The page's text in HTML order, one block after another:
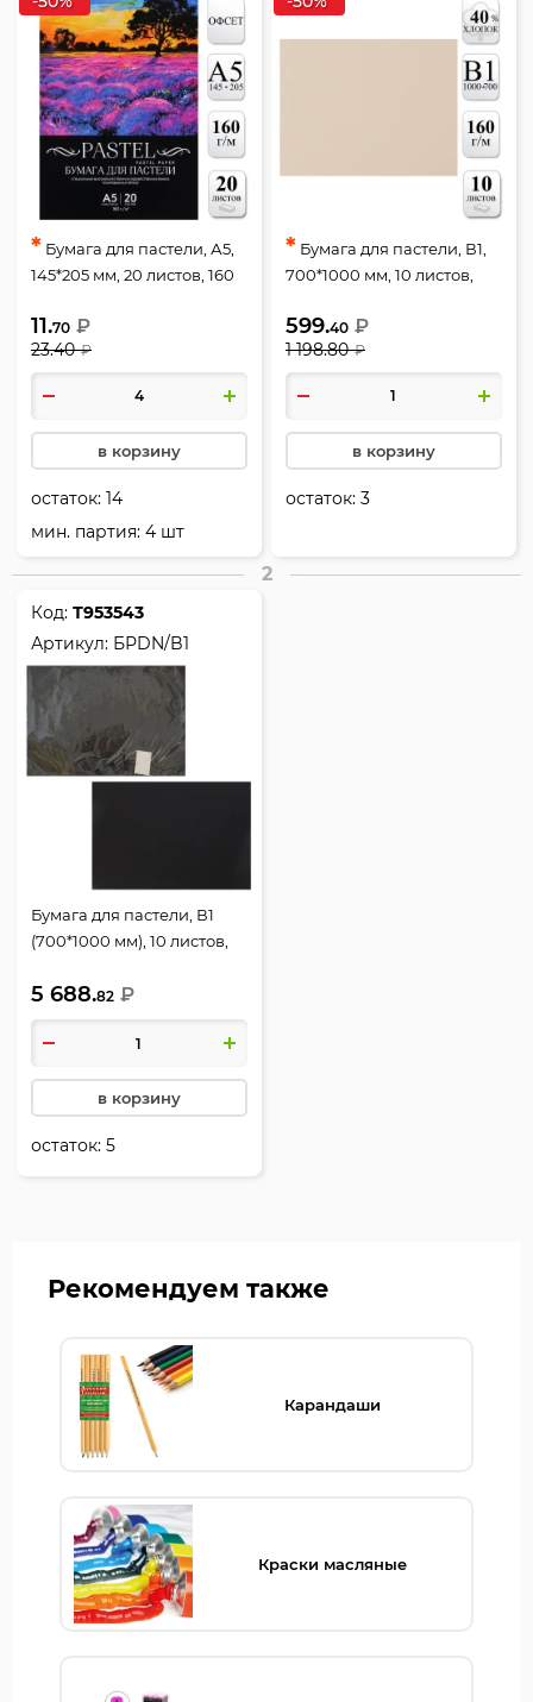
* Бумага для пастели, А5,
145*205 мм, 20 листов, 160
deVENTE, 2132907
11.70 ₽
23.40 ₽
в корзину
остаток:14
мин. партия: 4 шт
* Бумага для пастели, В1,
700*1000 мм, 10 листов,
скрепления, цвет
песочный "Sand", Лилия
Холдинг, БPS/B1
599.40 ₽
1 198.80 ₽
в корзину
остаток:3
2
Код:Т953543
Артикул: БРDN/B1
Бумага для пастели, В1
(700*1000 мм), 10 листов,
цвет темная ночь, Dark
night, Палаццо, Лилия
Холдинг, БРDN/B1
5 688.82 ₽
в корзину
остаток:5
Рекомендуем также
Карандаши
Краски масляные